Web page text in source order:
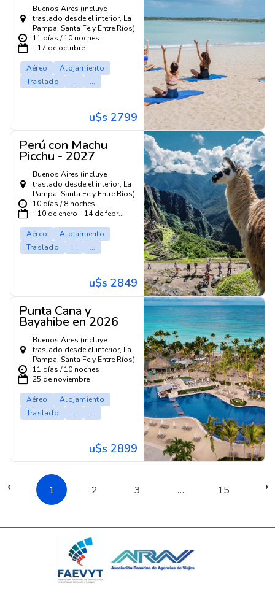
Buenos Aires (incluye
traslado desde el interior, La
Pampa, Santa Fe y Entre Ríos)
11 días / 10 noches
- 17 de octubre
Aéreo
Alojamiento
Traslado
... ...
u$s 2799
Perú con Machu
Picchu - 2027
Buenos Aires (incluye
traslado desde el interior, La
Pampa, Santa Fe y Entre Ríos)
10 días / 8 noches
- 10 de enero - 14 de febr...
Aéreo
Alojamiento
Traslado
... ...
u$s 2849
Punta Cana y
Bayahibe en 2026
Buenos Aires (incluye
traslado desde el interior, La
Pampa, Santa Fe y Entre Ríos)
11 días / 10 noches
25 de noviembre
Aéreo
Alojamiento
Traslado
... ...
u$s 2899
‹ 1 2 3 … 15 ›